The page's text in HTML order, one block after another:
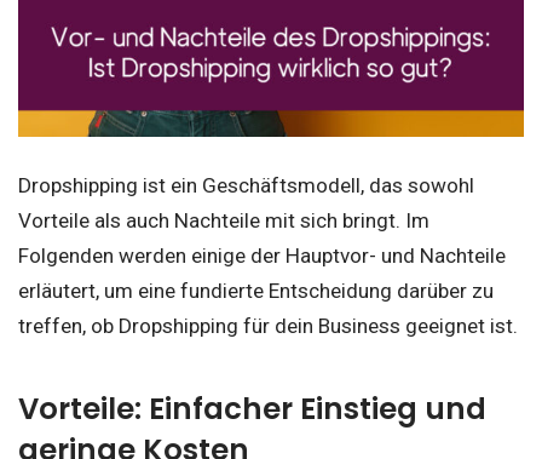
Dropshipping ist ein Geschäftsmodell, das sowohl
Vorteile als auch Nachteile mit sich bringt. Im
Folgenden werden einige der Hauptvor- und Nachteile
erläutert, um eine fundierte Entscheidung darüber zu
treffen, ob Dropshipping für dein Business geeignet ist.
Vorteile: Einfacher Einstieg und
geringe Kosten